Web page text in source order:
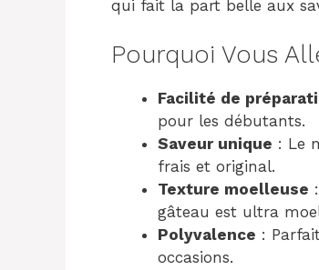
qui fait la part belle aux
Pourquoi Vous
Facilité de
pour les débutants.
Saveur unique : Le
frais et original.
Texture moelleuse
gâteau est ultra
Polyvalence :
occasions.